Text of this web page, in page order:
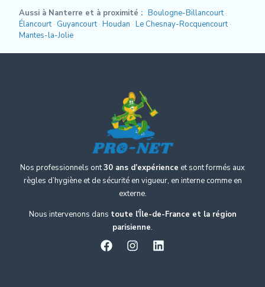
Aussi à Nanterre et à proximité : Boulogne-Billancourt
Élancourt Guyancourt Houdan Le Chesnay-Rocquencourt
Mantes-la-Jolie
Nos professionnels ont30 ans d’expérience et sont formés aux
règles d’hygiène et de sécurité en vigueur, en interne comme en
externe.
Nous intervenons dans toute l’Île-de-France et la région
parisienne.